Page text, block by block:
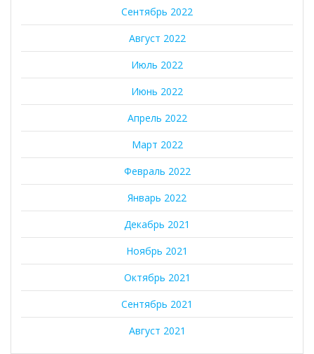
Сентябрь 2022
Август 2022
Июль 2022
Июнь 2022
Апрель 2022
Март 2022
Февраль 2022
Январь 2022
Декабрь 2021
Ноябрь 2021
Октябрь 2021
Сентябрь 2021
Август 2021